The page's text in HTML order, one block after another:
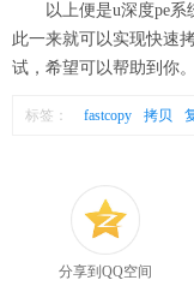
以上便是u深度pe系
此一来就可以实现快速
试，希望可以帮助到你。
标签： fastcopy 拷贝
分享到QQ空间